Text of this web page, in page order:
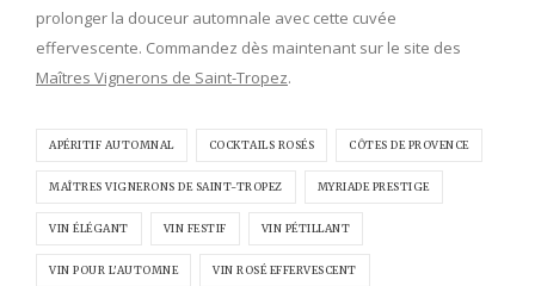
prolonger la douceur automnale avec cette cuvée
effervescente. Commandez dès maintenant sur le site des
Maîtres Vignerons de Saint-Tropez.
APÉRITIF AUTOMNAL COCKTAILS ROSÉS CÔTES DE PROVENCE
MAÎTRES VIGNERONS DE SAINT-TROPEZ MYRIADE PRESTIGE
VIN ÉLÉGANT VIN FESTIF VIN PÉTILLANT
VIN POUR L'AUTOMNE VIN ROSÉ EFFERVESCENT